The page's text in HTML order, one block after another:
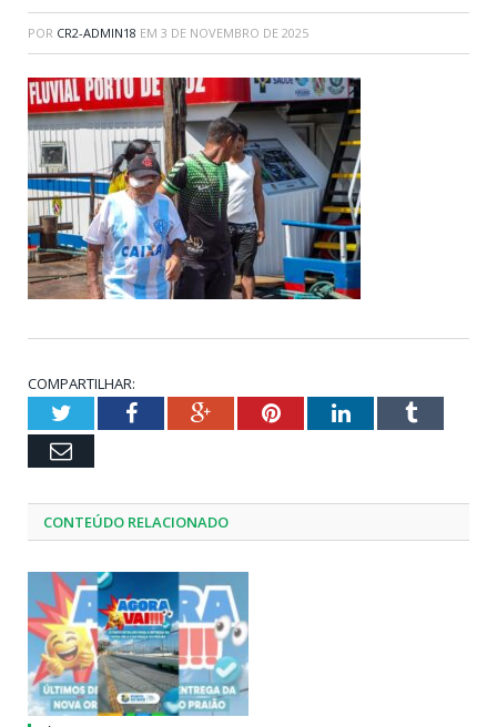
POR CR2-ADMIN18 EM 3 DE NOVEMBRO DE 2025
COMPARTILHAR:
TwitterFacebookGoogle+PinterestLinkedInTumblr
Email
CONTEÚDO RELACIONADO